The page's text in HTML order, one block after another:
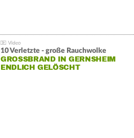
10 Verletzte - große Rauchwolke
GROSSBRAND IN GERNSHEIM E
NDLICH GELÖSCHT